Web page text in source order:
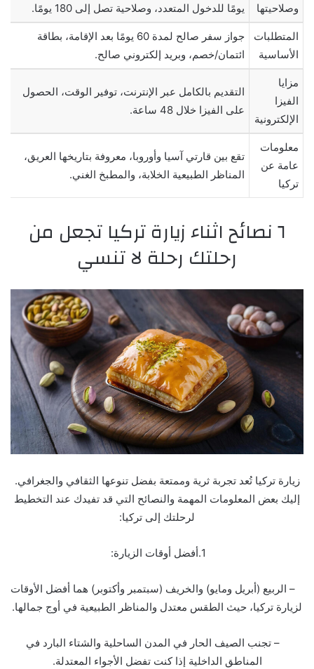
وصلاحيتها يومًا للدخول المتعدد، وصلاحية تصل إلى 180 يومًا.
المتطلبات
الأساسية
جواز سفر صالح لمدة 60 يومًا بعد الإقامة، بطاقة
ائتمان/خصم، وبريد إلكتروني صالح.
مزايا
الفيزا
الإلكترونية
التقديم بالكامل عبر الإنترنت، توفير الوقت، الحصول
على الفيزا خلال 48 ساعة.
معلومات
عامة عن
تركيا
تقع بين قارتي آسيا وأوروبا، معروفة بتاريخها العريق،
المناظر الطبيعية الخلابة، والمطبخ الغني.
٦ نصائح اثناء زيارة تركيا تجعل من
رحلتك رحلة لا تنسي
زيارة تركيا تُعد تجربة ثرية وممتعة بفضل تنوعها الثقافي والجغرافي.
إليك بعض المعلومات المهمة والنصائح التي قد تفيدك عند التخطيط
لرحلتك إلى تركيا:
1.أفضل أوقات الزيارة:
– الربيع (أبريل ومايو) والخريف (سبتمبر وأكتوبر) هما أفضل الأوقات
لزيارة تركيا، حيث الطقس معتدل والمناظر الطبيعية في أوج جمالها.
– تجنب الصيف الحار في المدن الساحلية والشتاء البارد في
المناطق الداخلية إذا كنت تفضل الأجواء المعتدلة.